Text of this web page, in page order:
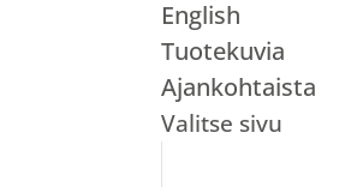
English
Tuotekuvia
Ajankohtaista
Valitse sivu